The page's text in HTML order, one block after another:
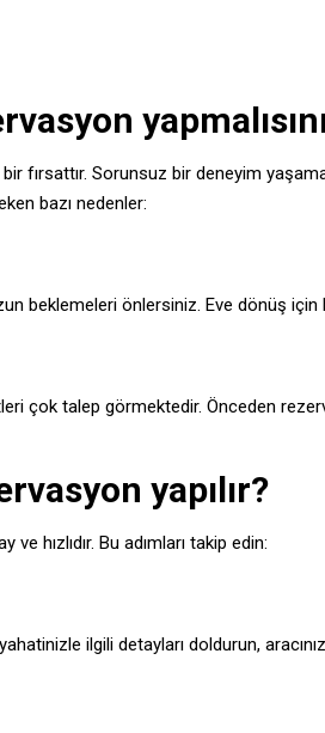
fırsattır. Sorunsuz bir deneyim
bazı nedenler:
beklemeleri önlersiniz. Eve dönüş için
çok talep görmektedir. Önceden
yapılır?
hızlıdır. Bu adımları takip edin:
ilgili detayları doldurun,